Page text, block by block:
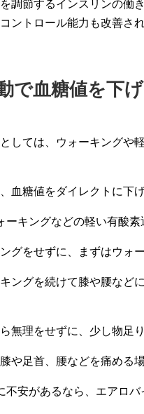
調節するインスリンの働
ントロール能力も改善され
で血糖値を下
しては、ウォーキングや
血糖値をダイレクトに下
ーキングなどの軽い有酸素
グをせずに、まずはウォ
ングを続けて膝や腰など
無理をせずに、少し物足
や足首、腰などを痛める
不安があるなら、エアロ